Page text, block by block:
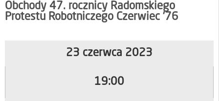
Obchody 47. rocznicy Radomskiego
Protestu Robotniczego Czerwiec ’76
23 czerwca 2023
19:00